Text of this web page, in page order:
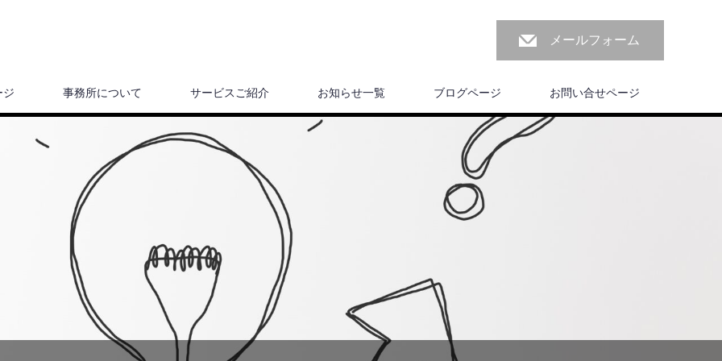
メールフォーム
ジ 事務所について サービスご紹介 お知らせ一覧 ブログページ お問い合せページ